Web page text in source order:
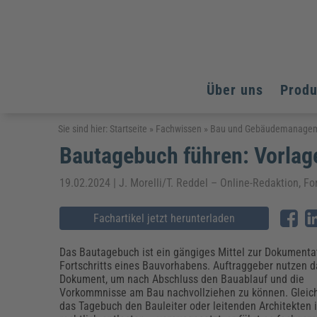
Über uns
Arbeitsschutz
Fachpublikationen & Arbeitshilfen
Arbeitssicherheit & Gesundheitsschutz
Brandschutz
Weiterbildungen (AKADEMIE HERKERT)
Assistenz & Office-Management
Baurecht & Architektenrecht
Energieoptimiertes & klimaneutrales Bauen
Fachpublikationen & Arbeitshilfen
Kinderschutz, Jugendhilfe & Inklusion
Datenschutz & IT-Recht
Datenschutz & IT-Sicherheit
Elektrosicherheit
Elektrosicherheit & Elektrotechnik
Energie und Umwelt
Fachpublikationen & Arbeitshilfen
Weiterbildungen (AKADEMIE HERKERT)
Arbeitsschutz
Bildung und Erziehung
Energie und Umwelt
Kommunales
Reisekosten und Finanzen
Arbeitsschutz
Bildung und Erziehung
Energie und Umwelt
Kommunales
Reisekosten und Finanzen
Sie sind hier: Startseite » Fachwissen » Bau und
Bautagebuch führen:
19.02.2024 | J. Morelli/T. Reddel – Online-Redaktion,
Fachartikel jetzt herunterladen
Das Bautagebuch ist ein gängiges Mittel zur
Fortschritts eines Bauvorhabens. Auftraggeber nutzen
Dokument, um nach Abschluss den Bauablauf und die
Vorkommnisse am Bau nachvollziehen zu können.
das Tagebuch den Bauleiter oder leitenden Architekten